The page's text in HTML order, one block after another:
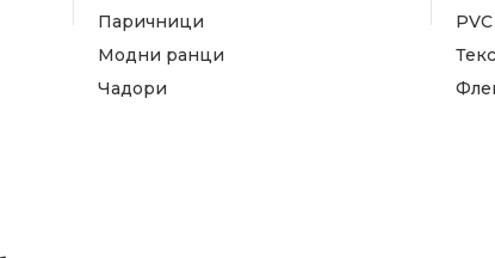
Паричници
Модни ранци
Чадори